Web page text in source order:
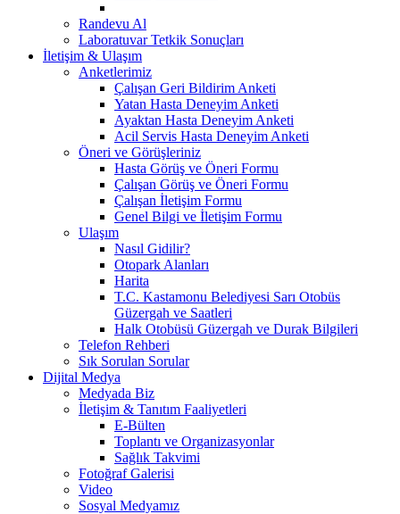
Randevu Al
Laboratuvar Tetkik Sonuçları
İletişim & Ulaşım
Anketlerimiz
Çalışan Geri Bildirim Anketi
Yatan Hasta Deneyim Anketi
Ayaktan Hasta Deneyim Anketi
Acil Servis Hasta Deneyim Anketi
Öneri ve Görüşleriniz
Hasta Görüş ve Öneri Formu
Çalışan Görüş ve Öneri Formu
Çalışan İletişim Formu
Genel Bilgi ve İletişim Formu
Ulaşım
Nasıl Gidilir?
Otopark Alanları
Harita
T.C. Kastamonu Belediyesi Sarı Otobüs
Güzergah ve Saatleri
Halk Otobüsü Güzergah ve Durak Bilgileri
Telefon Rehberi
Sık Sorulan Sorular
Dijital Medya
Medyada Biz
İletişim & Tanıtım Faaliyetleri
E-Bülten
Toplantı ve Organizasyonlar
Sağlık Takvimi
Fotoğraf Galerisi
Video
Sosyal Medyamız